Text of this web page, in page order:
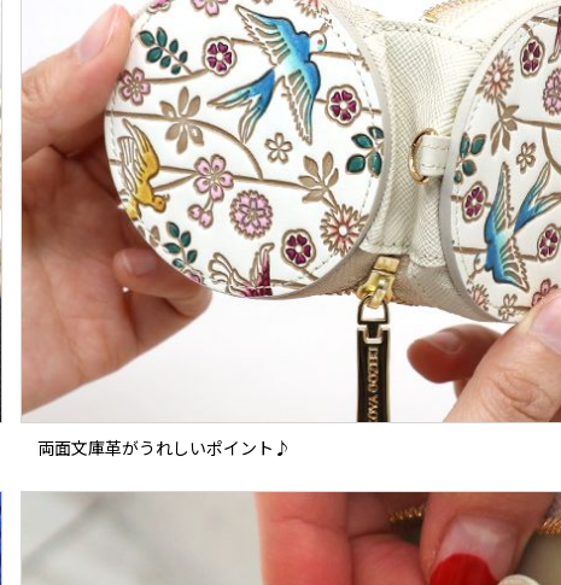
両面文庫革がうれしいポイント♪